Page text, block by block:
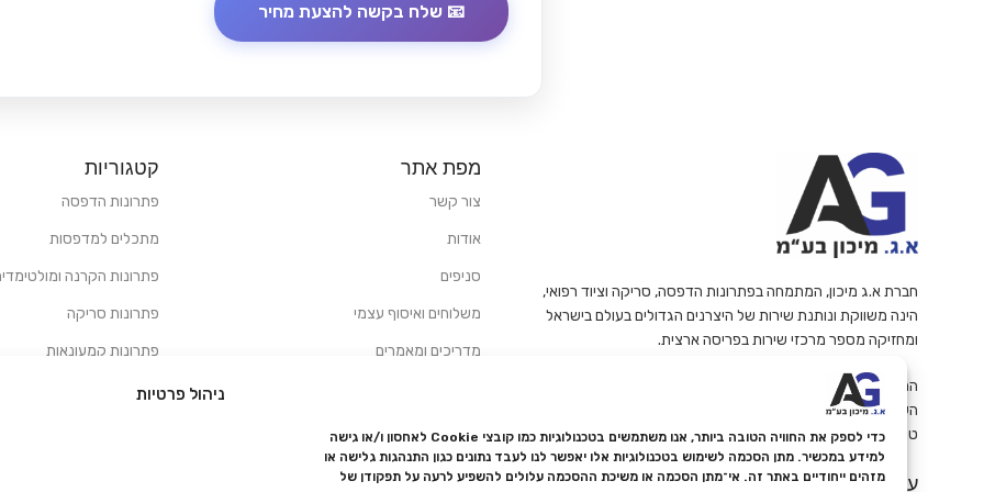
ניהול פרטיות
כדי לספק את החוויה הטובה ביותר, אנו משתמשים בטכנולוגיות כמו קובצי Cookie לאחסון ו/או גישה
למידע במכשיר. מתן הסכמה לשימוש בטכנולוגיות אלו יאפשר לנו לעבד נתונים כגון התנהגות גלישה או
מזהים ייחודיים באתר זה. אי־מתן הסכמה או משיכת ההסכמה עלולים להשפיע לרעה על תפקודן של
חברת א.ג מיכון, המתמחה בפתרונות הדפסה, סריקה וציוד רפואי,
הינה משווקת ונותנת שירות של היצרנים הגדולים בעולם בישראל
ומחזיקה מספר מרכזי שירות בפריסה ארצית.
השירות האמין והמקצועי ביותר ללקוחותיה.
ט.ל.ח
עקבו אחרינו
מפת אתר
צור קשר
אודות
סניפים
משלוחים ואיסוף עצמי
מדריכים ומאמרים
הצהרת נגישות
קטגוריות
פתרונות הדפסה
מתכלים למדפסות
פתרונות הקרנה
פתרונות סריקה
פתרונות קמעונאות
פתרונות למגזר הרפואי